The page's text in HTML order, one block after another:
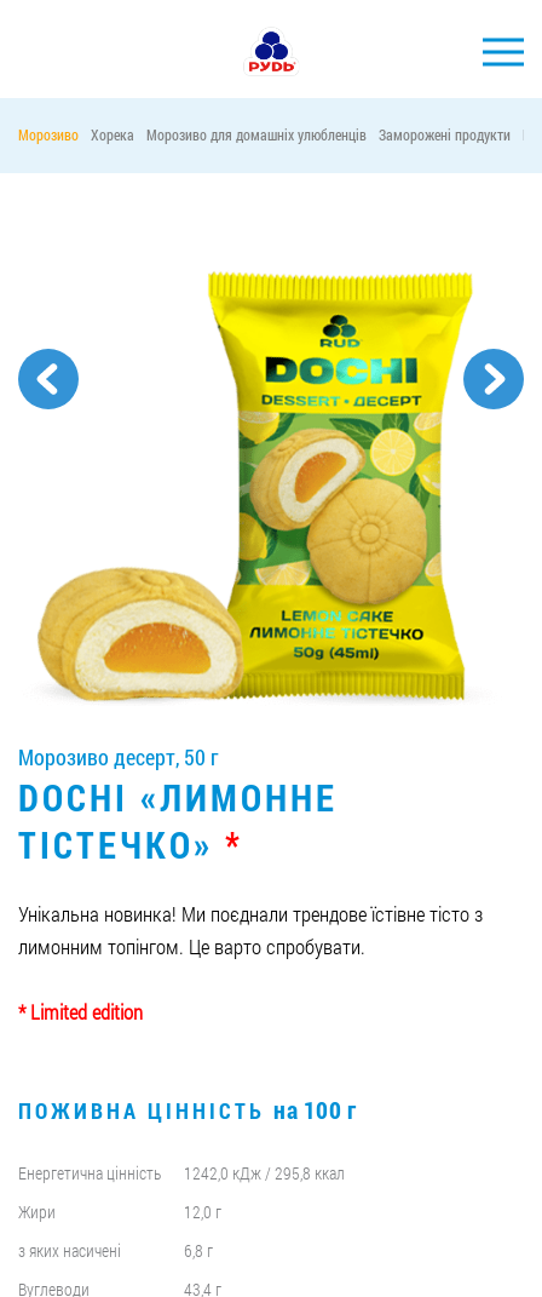
СПОЖИВАЧАМ
АКЦІЇ
ПРЕС-ЦЕНТР
ХОРЕКА
Тендерні закупівлі
Контакти
Вакансії
ЗАМОВИТИ ПРОДУКЦІЮ «РУДЬ»:
СТАТИ ПАРТНЕРОМ
0412 48 28 17
Морозиво Хорека Морозиво для домашніх улюбленців Заморожені продукти
Морозиво десерт, 50 г
DOCHI «ЛИМОННЕ
ТІСТЕЧКО» *
Унікальна новинка! Ми поєднали трендове їстівне тісто з
лимонним топінгом. Це варто спробувати.
* Limited edition
ПОЖИВНА ЦІННІСТЬ на 100 г
Енергетична цінність
1242,0 кДж / 295,8 ккал
Жири
12,0 г
з яких насичені
6,8 г
Вуглеводи
43,4 г